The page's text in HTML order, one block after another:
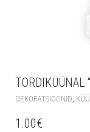
TORDIKÜÜNAL
DEKORATSIOONID
1.00€